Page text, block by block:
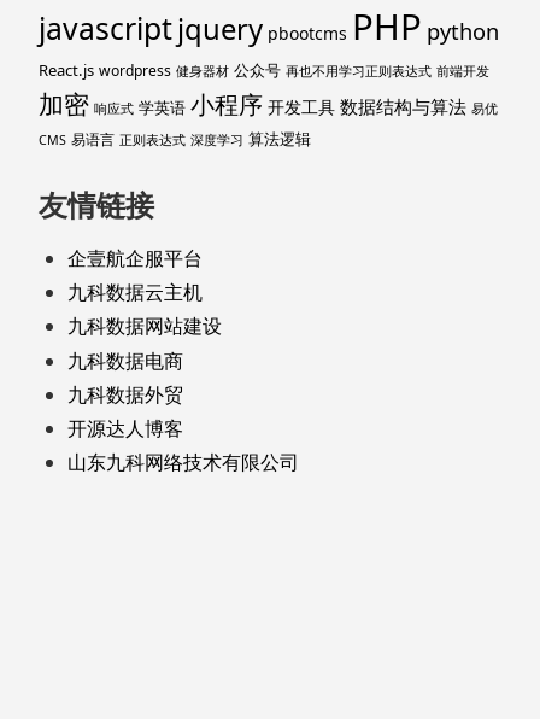
javascriptjquery pbootcms PHP python
React.js wordpress 健身器材 公众号 再也不用学习正则表达式 前端开发
加密 响应式 学英语 小程序 开发工具 数据结构与算法 易优
CMS 易语言 正则表达式 深度学习 算法逻辑
友情链接
企壹航企服平台
九科数据云主机
九科数据网站建设
九科数据电商
九科数据外贸
开源达人博客
山东九科网络技术有限公司